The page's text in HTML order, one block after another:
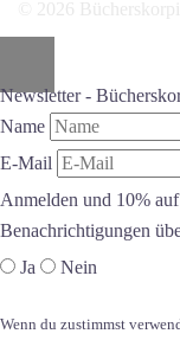
Newsletter -
Name
E-Mail
Anmelden und 10%
Benachrichtigungen
Ja
Nein
Wenn du zustimmst